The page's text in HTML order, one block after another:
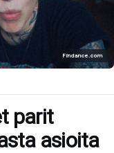
Findance.com
parit
asioita